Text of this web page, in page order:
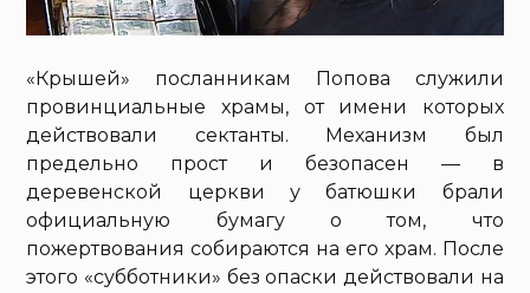
«Крышей» посланникам Попова служили
провинциальные храмы, от имени которых
действовали сектанты. Механизм был
предельно прост и безопасен — в
деревенской церкви у батюшки брали
официальную бумагу о том, что
пожертвования собираются на его храм. После
этого «субботники» без опаски действовали на